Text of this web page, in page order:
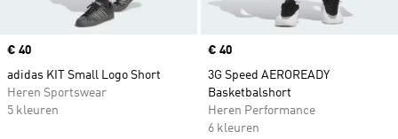
Price
€ 40
adidas KIT Small Logo Short
Heren Sportswear
5 kleuren
Price
€ 40
3G Speed AEROREADY
Basketbalshort
Heren Performance
6 kleuren